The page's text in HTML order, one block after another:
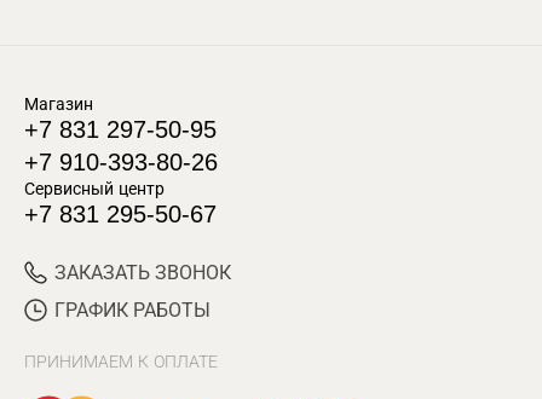
Магазин
+7 831 297-50-95
+7 910-393-80-26
Сервисный центр
+7 831 295-50-67
ЗАКАЗАТЬ ЗВОНОК
ГРАФИК РАБОТЫ
ПРИНИМАЕМ К ОПЛАТЕ